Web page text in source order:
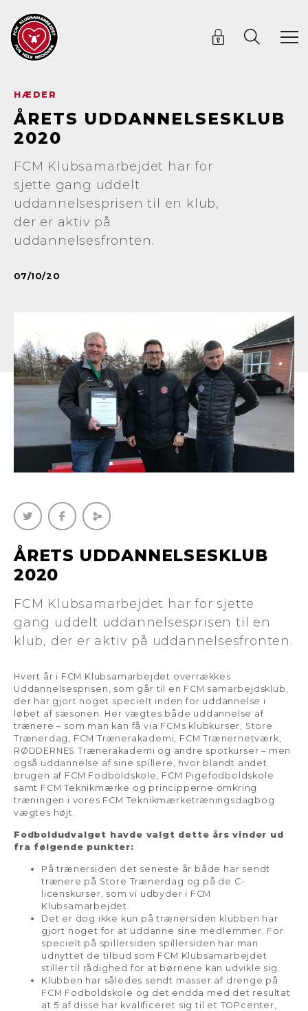
HÆDER
ÅRETS UDDANNELSESKLUB
2020
FCM Klubsamarbejdet har for
sjette gang uddelt
uddannelsesprisen til en klub,
der er aktiv på
uddannelsesfronten.
07/10/20
ÅRETS UDDANNELSESKLUB
2020
FCM Klubsamarbejdet har for sjette
gang uddelt uddannelsesprisen til en
klub, der er aktiv på uddannelsesfronten.
Hvert år i FCM Klubsamarbejdet overrækkes
Uddannelsesprisen, som går til en FCM samarbejdsklub,
der har gjort noget specielt inden for uddannelse i
løbet af sæsonen. Her vægtes både uddannelse af
trænere – som man kan få via FCMs klubkurser, Store
Trænerdag, FCM Trænerakademi, FCM Trænernetværk,
RØDDERNES Trænerakademi og andre spotkurser – men
også uddannelse af sine spillere, hvor blandt andet
brugen af FCM Fodboldskole, FCM Pigefodboldskole
samt FCM Teknikmærke og principperne omkring
træningen i vores FCM Teknikmærketræningsdagbog
vægtes højt.
Fodboldudvalget havde valgt dette års vinder ud
fra følgende punkter:
På trænersiden det seneste år både har sendt
trænere på Store Trænerdag og på de C-
licenskurser, som vi udbyder i FCM
Klubsamarbejdet.
Det er dog ikke kun på trænersiden klubben har
gjort noget for at uddanne sine medlemmer. For
specielt på spillersiden spillersiden har man
udnyttet de tilbud som FCM Klubsamarbejdet
stiller til rådighed for at børnene kan udvikle sig.
Klubben har således sendt masser af drenge på
FCM Fodboldskole og det endda med det resultat
at 5 af disse har kvalificeret sig til et TOPcenter,